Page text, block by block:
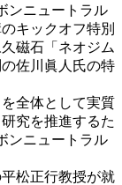
ンニュートラル
キックオフ特別
磁石「ネオジム
佐川眞人氏の特
全体として実質
究を推進するた
ンニュートラル
松正行教授が就